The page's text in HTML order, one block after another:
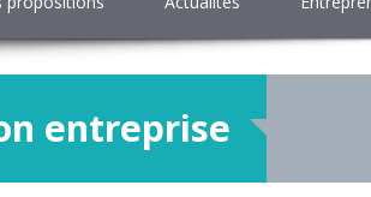
entreprise